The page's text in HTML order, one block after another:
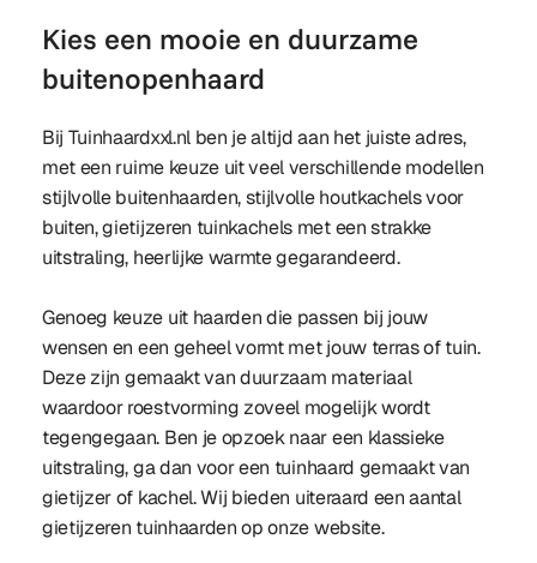
Kies een mooie en duurzame
buitenopenhaard
Bij Tuinhaardxxl.nl ben je altijd aan het juiste adres,
met een ruime keuze uit veel verschillende modellen
stijlvolle buitenhaarden, stijlvolle houtkachels voor
buiten, gietijzeren tuinkachels met een strakke
uitstraling, heerlijke warmte gegarandeerd.
Genoeg keuze uit haarden die passen bij jouw
wensen en een geheel vormt met jouw terras of tuin.
Deze zijn gemaakt van duurzaam materiaal
waardoor roestvorming zoveel mogelijk wordt
tegengegaan. Ben je opzoek naar een klassieke
uitstraling, ga dan voor een tuinhaard gemaakt van
gietijzer of kachel. Wij bieden uiteraard een aantal
gietijzeren tuinhaarden op onze website.